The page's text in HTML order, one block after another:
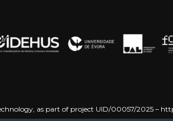
as part of project UID/00057/2025 –